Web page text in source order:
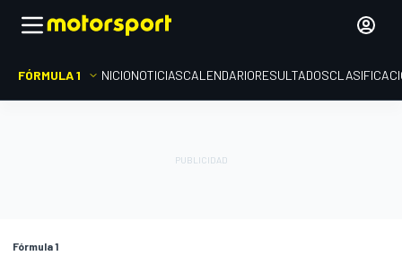
FÓRMULA 1 INICIONOTICIASCALENDARIORESULTADOS
Fórmula 1